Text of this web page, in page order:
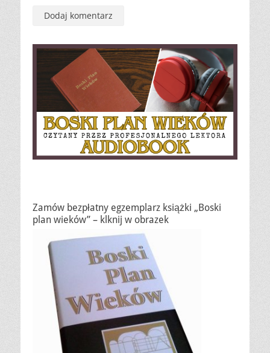
Zamów bezpłatny egzemplarz książki „Boski
plan wieków” – klknij w obrazek